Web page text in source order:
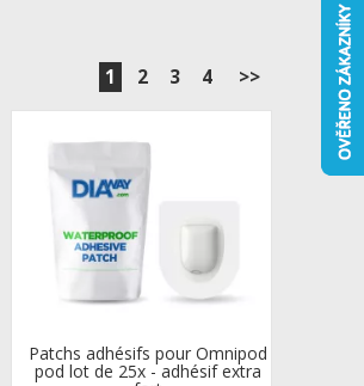
1 2 3 4 >>
Patchs adhésifs pour Omnipod
pod lot de 25x - adhésif extra